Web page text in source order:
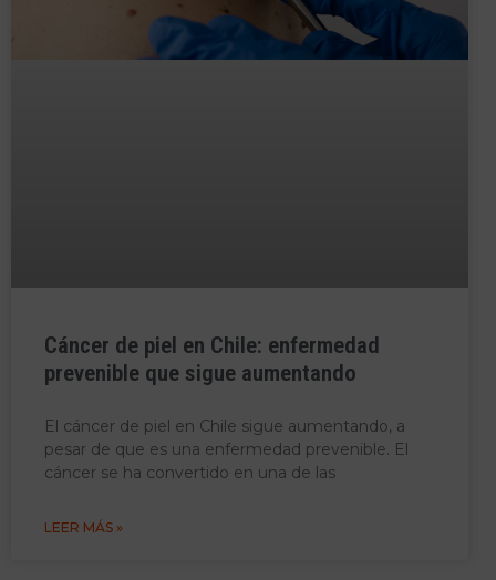
Cáncer de piel en Chile: enfermedad
prevenible que sigue aumentando
El cáncer de piel en Chile sigue aumentando, a
pesar de que es una enfermedad prevenible. El
cáncer se ha convertido en una de las
LEER MÁS »